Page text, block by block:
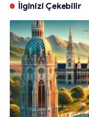
İlginizi Çekebilir